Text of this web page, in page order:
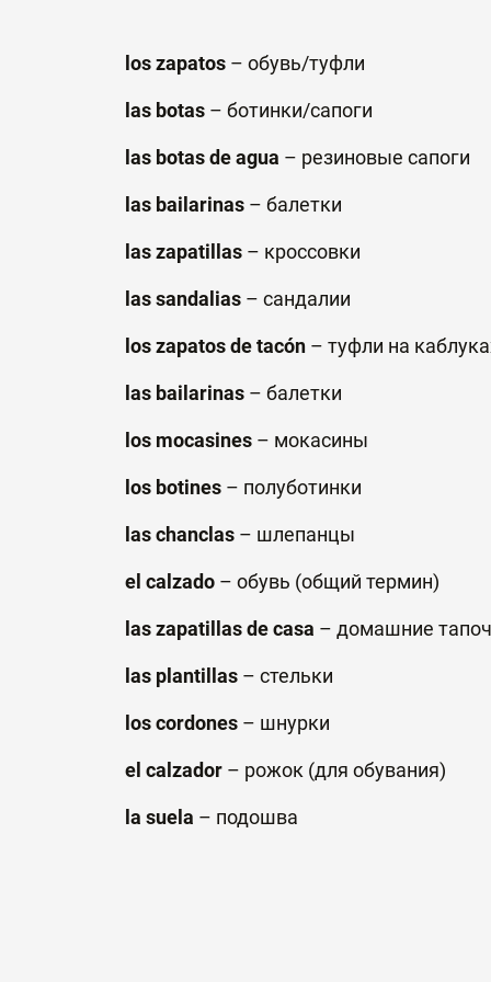
los zapatos – обувь/туфли
las botas – ботинки/сапоги
las botas de agua – резиновые сапоги
las bailarinas – балетки
las zapatillas – кроссовки
las sandalias – сандалии
los zapatos de tacón – туфли на
las bailarinas – балетки
los mocasines – мокасины
los botines – полуботинки
las chanclas – шлепанцы
el calzado – обувь (общий термин)
las zapatillas de casa – домашние
las plantillas – стельки
los cordones – шнурки
el calzador – рожок (для обувания)
la suela – подошва